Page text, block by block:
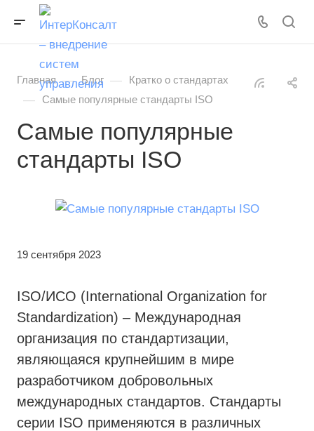
Главная — Блог — Кратко о стандартах
— Самые популярные стандарты ISO
Самые популярные
стандарты ISO
19 сентября 2023
ISO/ИСО (International Organization for
Standardization) – Международная
организация по стандартизации,
являющаяся крупнейшим в мире
разработчиком добровольных
международных стандартов. Стандарты
серии ISO применяются в различных